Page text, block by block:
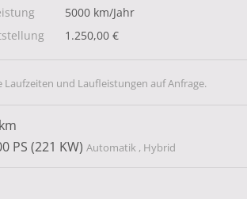
5000 km/Jahr
1.250,00 €
Laufzeiten und Laufleistungen auf Anfrage.
PS (221 KW) Automatik , Hybrid